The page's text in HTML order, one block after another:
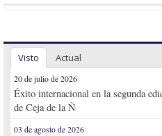
Visto Actual
20 de julio de 2026
Éxito internacional en la segunda
de Ceja de la Ñ
03 de agosto de 2026